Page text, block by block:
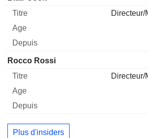
Directeur/
Rocco Rossi
Directeur/
Plus d'insiders